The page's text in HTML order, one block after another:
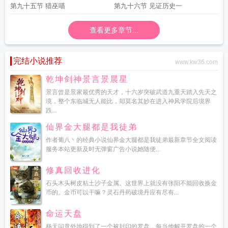
第九十五节 猎巫喵 第九十六节 见证历史一
查看更多章节...
完结小说推荐 www.kw36.com
乾坤剑神景言景晨星
景言曾是景家最优秀的天才，十六岁突破武道九重天踏入先天之
境，整个东临城无人能比，却莫名其妙在进入神风学院后境界
跌...
仙界金大腿都是我徒弟
作者葡八丶的经典小说仙界金大腿都是我徒弟最新章节全文阅读
服务本站更新及时无弹窗广告小说她随便...
修真回收进化
石头木头树皮粘土沙子金属。这世界上就没有张阳不能回收换金
币的。金币可以干嘛？灵石丹药破境丹应有尽有...
命运天盘
杨天问意外地得到了一个被封印的罗盘，每当他解开罗盘的一个